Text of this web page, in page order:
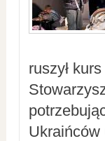
ruszył
Ukraińców